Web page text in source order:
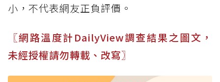
小，不代表網友正負評價。
〖網路溫度計DailyView調查結果之圖文，
未經授權請勿轉載、改寫〗